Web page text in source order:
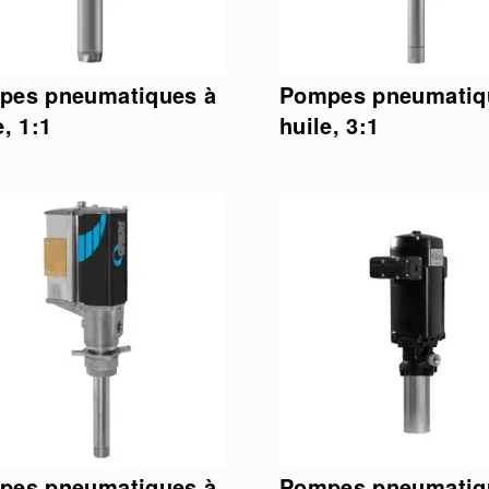
pneumatiques à
1:1
Pompes
huile, 3:1